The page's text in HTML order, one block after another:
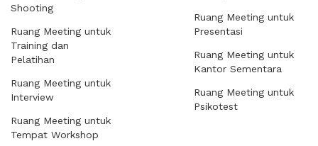
Shooting
Ruang Meeting untuk
Training dan
Pelatihan
Ruang Meeting untuk
Interview
Ruang Meeting untuk
Tempat Workshop
Ruang Meeting untuk
Presentasi
Ruang Meeting untuk
Kantor Sementara
Ruang Meeting untuk
Psikotest